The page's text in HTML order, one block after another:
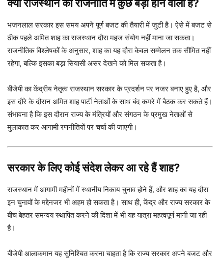
क्या राजस्थान की राजनीति में कुछ बड़ा होने वाला है?
भजनलाल सरकार इस समय अपने पूर्ण बजट की तैयारी में जुटी है। ऐसे में बजट से
ठीक पहले अमित शाह का राजस्थान दौरा महज संयोग नहीं माना जा सकता।
राजनीतिक विश्लेषकों के अनुसार, शाह का यह दौरा केवल सम्मेलन तक सीमित नहीं
रहेगा, बल्कि इसका बड़ा सियासी असर देखने को मिल सकता है।
बीजेपी का केंद्रीय नेतृत्व राजस्थान सरकार के प्रदर्शन पर नजर बनाए हुए है, और
इस दौरे के दौरान अमित शाह पार्टी नेताओं के साथ बंद कमरे में बैठक कर सकते हैं।
संभावना है कि इस दौरान राज्य के मंत्रियों और संगठन के प्रमुख नेताओं से
मुलाकात कर आगामी रणनीतियों पर चर्चा की जाएगी।
सरकार के लिए कोई संदेश लेकर आ रहे हैं शाह?
राजस्थान में आगामी महीनों में स्थानीय निकाय चुनाव होने हैं, और शाह का यह दौरा
इन चुनावों के मद्देनजर भी अहम हो सकता है। साथ ही, केंद्र और राज्य सरकार के
बीच बेहतर समन्वय स्थापित करने की दिशा में भी यह यात्रा महत्वपूर्ण मानी जा रही
है।
बीजेपी आलाकमान यह सुनिश्चित करना चाहता है कि राज्य सरकार अपने बजट और